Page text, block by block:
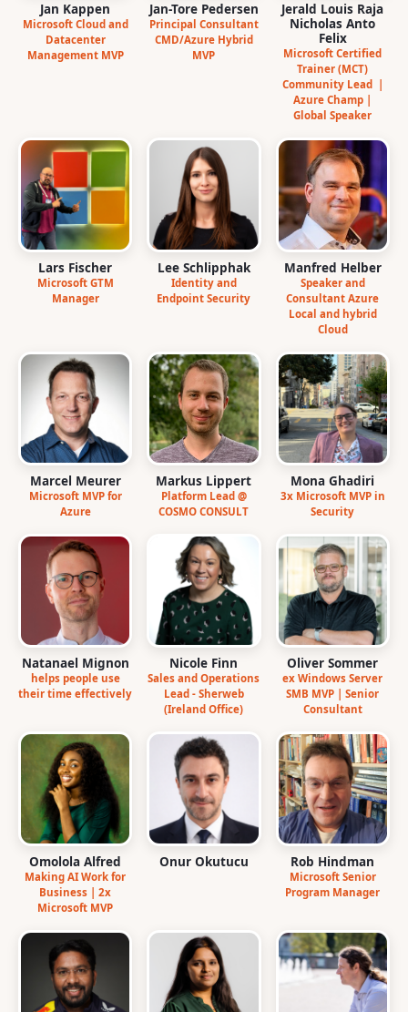
Jan Kappen
Microsoft Cloud and
Datacenter
Management MVP
Jan-Tore Pedersen
Principal Consultant
CMD/Azure Hybrid
MVP
Jerald Louis Raja
Nicholas Anto
Felix
Microsoft Certified
Trainer (MCT)
Community Lead |
Azure Champ |
Global Speaker
Lars Fischer
Microsoft GTM
Manager
Lee Schlipphak
Identity and
Endpoint Security
Manfred Helber
Speaker and
Consultant Azure
Local and hybrid
Cloud
Marcel Meurer
Microsoft MVP for
Azure
Markus Lippert
Platform Lead @
COSMO CONSULT
Mona Ghadiri
3x Microsoft MVP in
Security
Natanael Mignon
helps people use
their time effectively
Nicole Finn
Sales and Operations
Lead - Sherweb
(Ireland Office)
Oliver Sommer
ex Windows Server
SMB MVP | Senior
Consultant
Omolola Alfred
Making AI Work for
Business | 2x
Microsoft MVP
Onur Okutucu Rob Hindman
Microsoft Senior
Program Manager